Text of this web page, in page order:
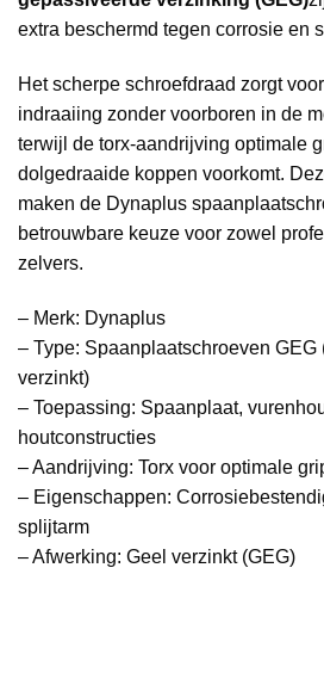
extra beschermd tegen corrosie en
Het scherpe schroefdraad zorgt
indraaiing zonder voorboren in de
terwijl de torx-aandrijving optimale
dolgedraaide koppen voorkomt.
maken de Dynaplus
betrouwbare keuze voor zowel
zelvers.
– Merk: Dynaplus
– Type: Spaanplaatschroeven GEG
verzinkt)
– Toepassing: Spaanplaat,
houtconstructies
– Aandrijving: Torx voor optimale
– Eigenschappen:
splijtarm
– Afwerking: Geel verzinkt (GEG)